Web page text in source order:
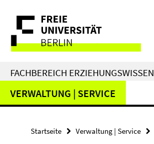
direkt
Inhalt
Service-
Navigation
FACHBEREICH
VERWALTUNG | SERVICE
Startseite Verwaltung | Service